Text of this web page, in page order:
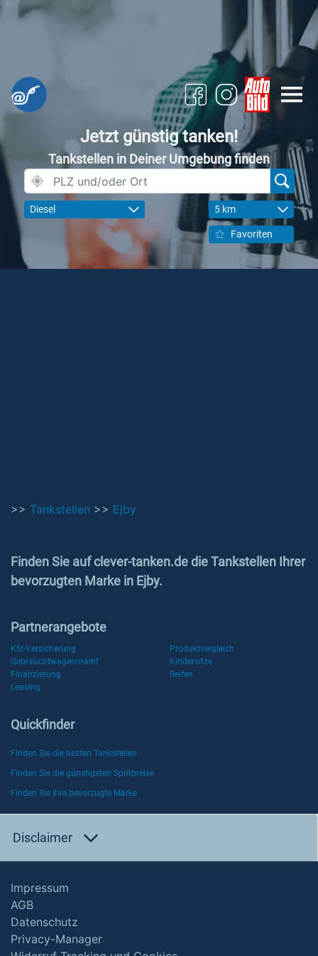
Jetzt günstig tanken!
Tankstellen in Deiner Umgebung finden
Diesel 5 km
Favoriten
>> Tankstellen >> Ejby
Finden Sie auf clever-tanken.de die Tankstellen Ihrer
bevorzugten Marke in Ejby.
Partnerangebote
Kfz-Versicherung
Produktvergleich
Gebrauchtwagenmarkt
Kindersitze
Finanzierung
Reifen
Leasing
Quickfinder
Finden Sie die besten Tankstellen
Finden Sie die günstigsten Spritpreise
Finden Sie Ihre bevorzugte Marke
Disclaimer
Impressum
AGB
Datenschutz
Privacy-Manager